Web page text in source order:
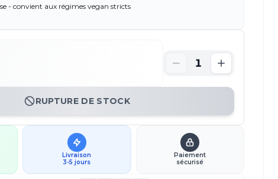
protéines puissante, sans ajout d'ingrédients et plus durable. Contient
sans gluten et sans lactose. 20 portions de 20 grammes de
- convient aux régimes vegan stricts
1
RUPTURE DE STOCK
Livraison
3-5 jours
Paiement
sécurisé